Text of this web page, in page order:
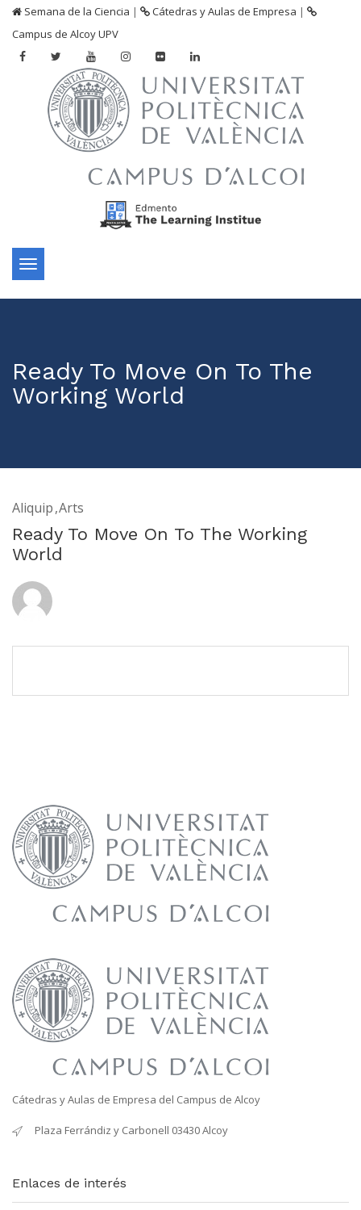
Semana de la Ciencia | Cátedras y Aulas de Empresa |
Campus de Alcoy UPV
Toggle
navigation
Ready To Move On To The
Working World
Aliquip Arts
Ready To Move On To The Working
World
Cátedras y Aulas de Empresa del Campus de Alcoy
Plaza Ferrándiz y Carbonell 03430 Alcoy
Enlaces de interés